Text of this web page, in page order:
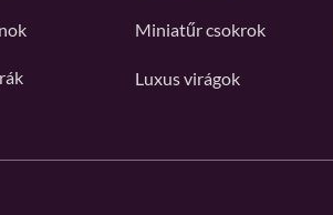
Miniatűr csokrok
Luxus virágok